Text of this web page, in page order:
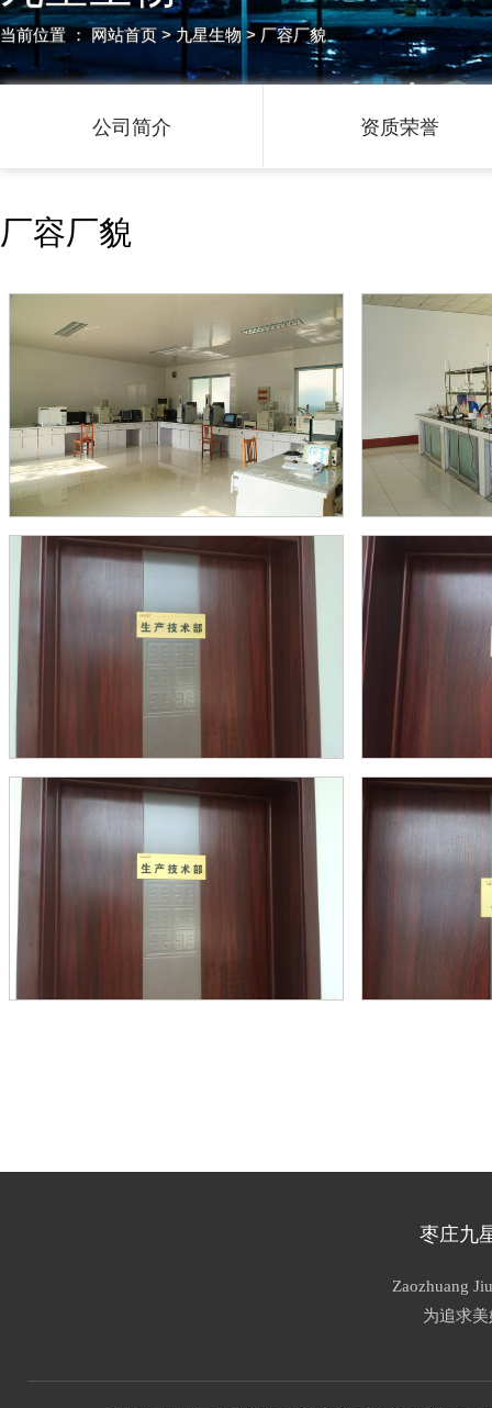
当前位置 ：网站首页 > 九星生物 > 厂容厂貌
公司简介 资质荣誉
厂容厂貌
枣庄九
Zaozhuang
为追求